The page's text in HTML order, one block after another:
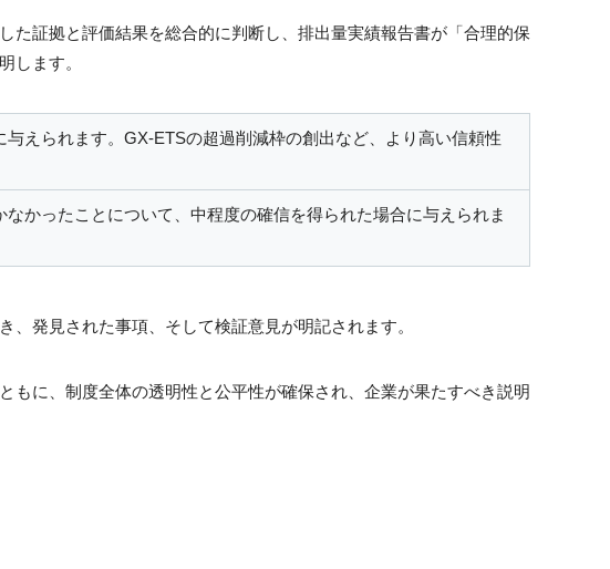
証拠と評価結果を総合的に判断し、排出量実績報告書が「合理的保
します。
えられます。GX-ETSの超過削減枠の創出など、より高い信頼性
かったことについて、中程度の確信を得られた場合に与えられま
発見された事項、そして検証意見が明記されます。
もに、制度全体の透明性と公平性が確保され、企業が果たすべき説明